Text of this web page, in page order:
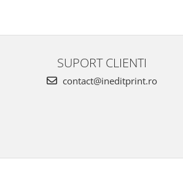
SUPORT CLIENTI
contact@ineditprint.ro